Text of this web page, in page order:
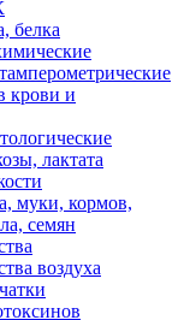
белка
крови и
лактата
муки, кормов,
семян
воздуха